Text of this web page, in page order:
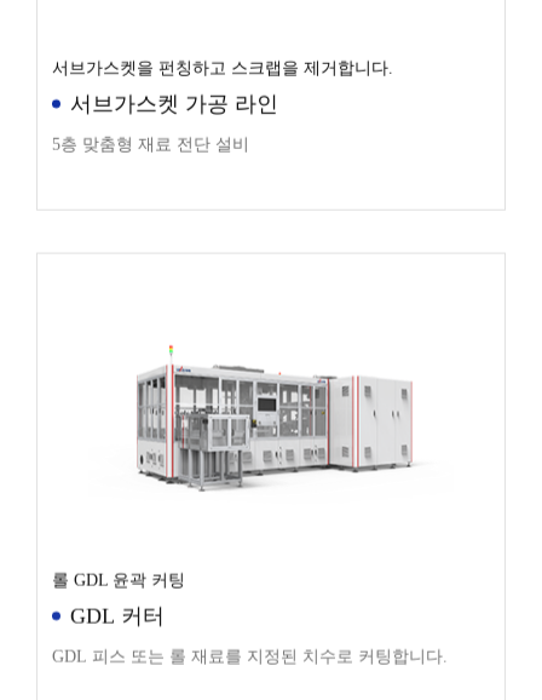
서브가스켓을 펀칭하고 스크랩을 제거합니다.
서브가스켓 가공 라인
5층 맞춤형 재료 전단 설비
GDL 커터